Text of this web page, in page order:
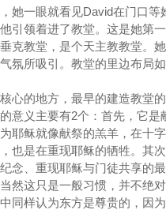
她一眼就看见David在门口等
引领着进了教堂。这是她第一
克教堂，是个天主教教堂。她
氛所吸引。教堂的里边布局如
心的地方，最早的建造教堂
意义主要有2个：首先，它是
耶稣就像献祭的羔羊，在十字
也是在重现耶稣的牺牲。其
念、重现耶稣与门徒共享的
然这只是一般习惯，并不绝
同样认为东方是尊贵的，因